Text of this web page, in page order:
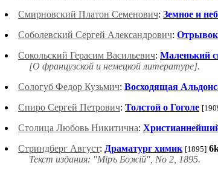
Смирновский Платон Семенович: Зeмное и
Соболевский Сергей Александрович: Отрывок
Сокольский Герасим Васильевич: Маленький
[О французской и немецкой литературе].
Сологуб Федор Кузьмич: Восходящая
Спиро Сергей Петрович: Толстой о Гоголе
Столица Любовь Никитична:
Стриндберг Август: Драматург химик [1895]
Текст издания: "Міръ Божій", No 2, 1895.